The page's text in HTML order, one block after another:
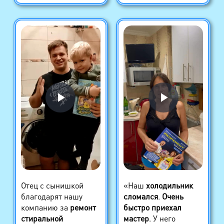
Отец с сынишкой
благодарят нашу
компанию за ремонт
стиральной
«Наш холодильник
сломался. Очень
быстро приехал
мастер. У него